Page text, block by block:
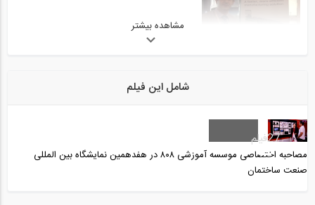
12:38
مشاهده بیشتر
شامل این فیلم
مصاحبه اختصاصی موسسه آموزشی ۸۰۸ در هفدهمین نمایشگاه بین المللی
صنعت ساختمان
27فیلم